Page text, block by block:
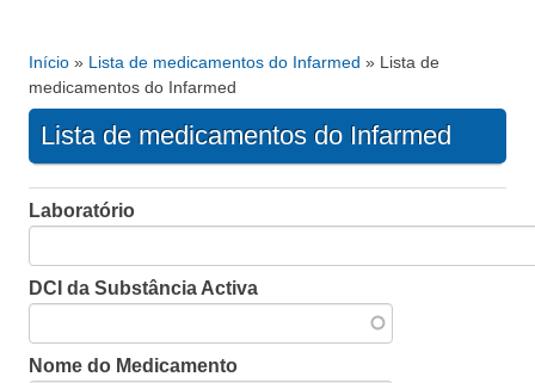
Está aqui
Início » Lista de medicamentos do Infarmed » Lista de
medicamentos do Infarmed
Lista de medicamentos do Infarmed
Laboratório
DCI da Substância Activa
Nome do Medicamento